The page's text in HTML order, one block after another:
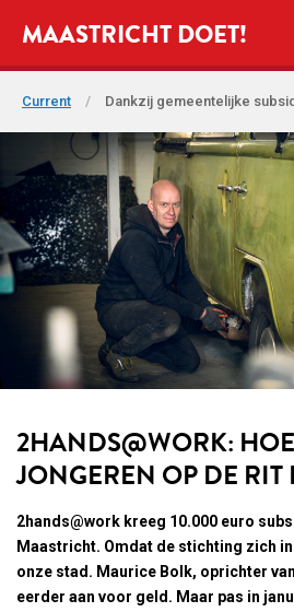
MAASTRICHT DOET!
Current / Dankzij gemeentelijke
2HANDS@WORK:
JONGEREN OP DE RIT
2hands@work kreeg 10.000 euro
Maastricht. Omdat de stichting zich
onze stad. Maurice Bolk, oprichter
eerder aan voor geld. Maar pas in